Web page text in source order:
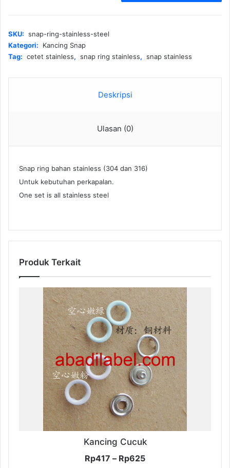
Stainless
SKU: snap-ring-stainless-steel
Kategori:
Kancing Snap
Tag: cetet stainless, snap ring stainless, snap stainless
Deskripsi
Ulasan (0)
Snap ring bahan stainless (304 dan 316)
Untuk kebutuhan perkapalan.
One set is all stainless steel
Produk Terkait
Kancing Cucuk
Rp417 – Rp625Rentang